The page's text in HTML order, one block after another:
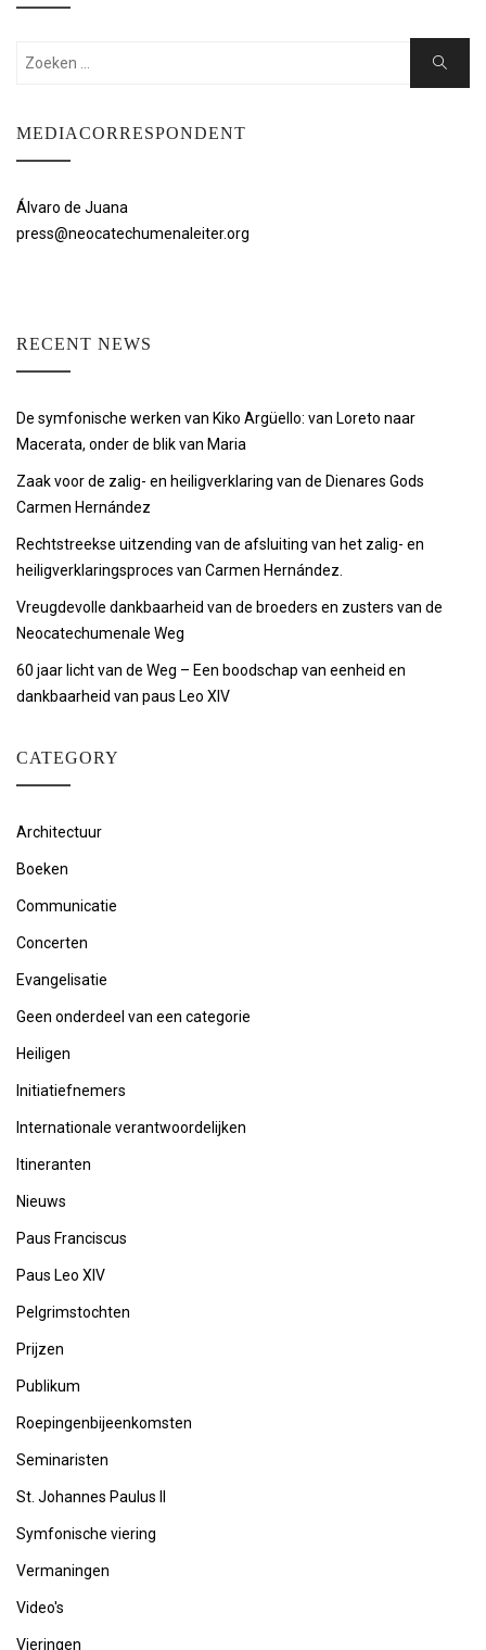
Zoeken:
Zoeken
MEDIACORRESPONDENT
Álvaro de Juana
press@neocatechumenaleiter.org
RECENT NEWS
De symfonische werken van Kiko Argüello: van Loreto naar
Macerata, onder de blik van Maria
Zaak voor de zalig- en heiligverklaring van de Dienares Gods
Carmen Hernández
Rechtstreekse uitzending van de afsluiting van het zalig- en
heiligverklaringsproces van Carmen Hernández.
Vreugdevolle dankbaarheid van de broeders en zusters van de
Neocatechumenale Weg
60 jaar licht van de Weg – Een boodschap van eenheid en
dankbaarheid van paus Leo XIV
CATEGORY
Architectuur
Boeken
Communicatie
Concerten
Evangelisatie
Geen onderdeel van een categorie
Heiligen
Initiatiefnemers
Internationale verantwoordelijken
Itineranten
Nieuws
Paus Franciscus
Paus Leo XIV
Pelgrimstochten
Prijzen
Publikum
Roepingenbijeenkomsten
Seminaristen
St. Johannes Paulus II
Symfonische viering
Vermaningen
Video's
Vieringen